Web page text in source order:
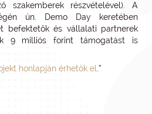
szakemberek részvételével). A
ún. Demo Day keretében
befektetők és vállalati partnerek
9 milliós forint támogatást is
honlapján érhetők el .”